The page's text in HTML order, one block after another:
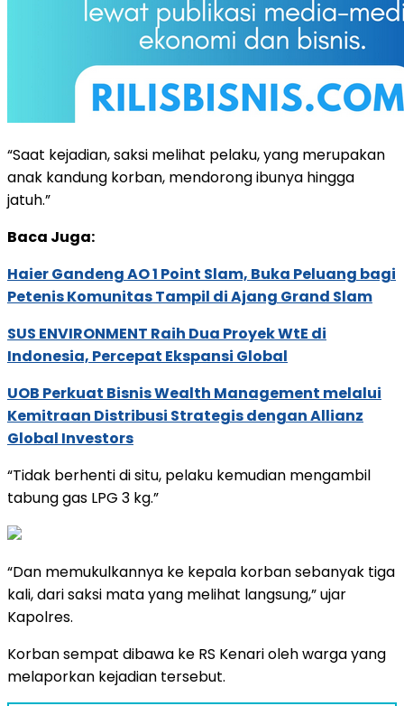
“Saat kejadian, saksi melihat pelaku, yang merupakan
anak kandung korban, mendorong ibunya hingga
jatuh.”
Baca Juga:
Haier Gandeng AO 1 Point Slam, Buka Peluang bagi
Petenis Komunitas Tampil di Ajang Grand Slam
SUS ENVIRONMENT Raih Dua Proyek WtE di
Indonesia, Percepat Ekspansi Global
UOB Perkuat Bisnis Wealth Management melalui
Kemitraan Distribusi Strategis dengan Allianz
Global Investors
“Tidak berhenti di situ, pelaku kemudian mengambil
tabung gas LPG 3 kg.”
“Dan memukulkannya ke kepala korban sebanyak tiga
kali, dari saksi mata yang melihat langsung,” ujar
Kapolres.
Korban sempat dibawa ke RS Kenari oleh warga yang
melaporkan kejadian tersebut.